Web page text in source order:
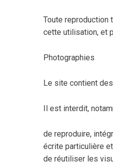
Toute reproduction
cette utilisation, et
Photographies
Le site contient
Il est interdit,
de reproduire,
écrite particulière
de réutiliser les